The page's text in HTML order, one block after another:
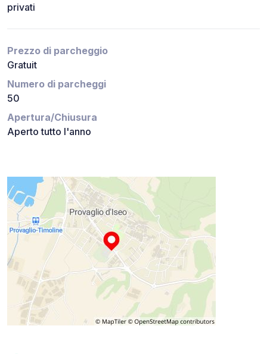
privati
Prezzo di parcheggio
Gratuit
Numero di parcheggi
50
Apertura/Chiusura
Aperto tutto l'anno